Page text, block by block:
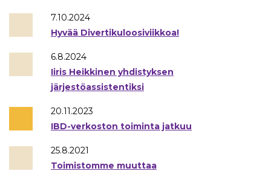
7.10.2024
Hyvää Divertikuloosiviikkoa!
6.8.2024
Iiris Heikkinen yhdistyksen
järjestöassistentiksi
20.11.2023
IBD-verkoston toiminta jatkuu
25.8.2021
Toimistomme muuttaa